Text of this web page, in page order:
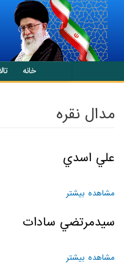
انتقال به محتوای اصلی
خانه
مدال نقره
علي اسدي
مشاهده بیشتر
سيدمرتضي سادات
مشاهده بیشتر